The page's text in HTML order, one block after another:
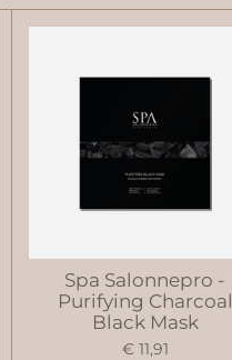
Spa Salonnepro -
Purifying Charcoal
Black Mask
€ 11,91